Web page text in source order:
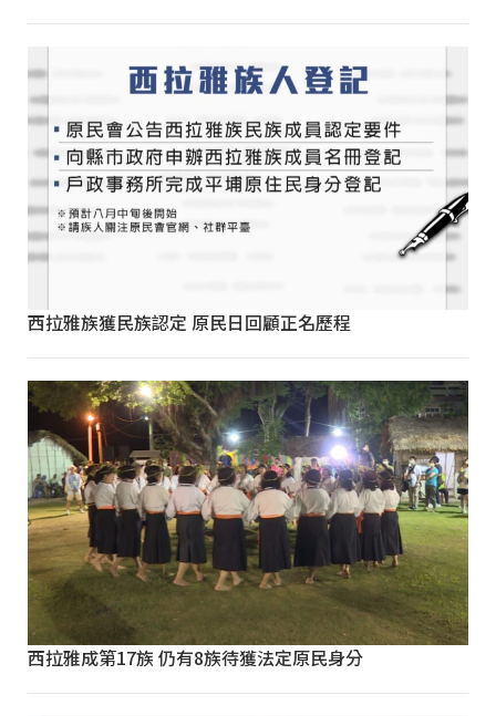
西拉雅族獲民族認定 原民日回顧正名歷程
西拉雅成第17族 仍有8族待獲法定原民身分